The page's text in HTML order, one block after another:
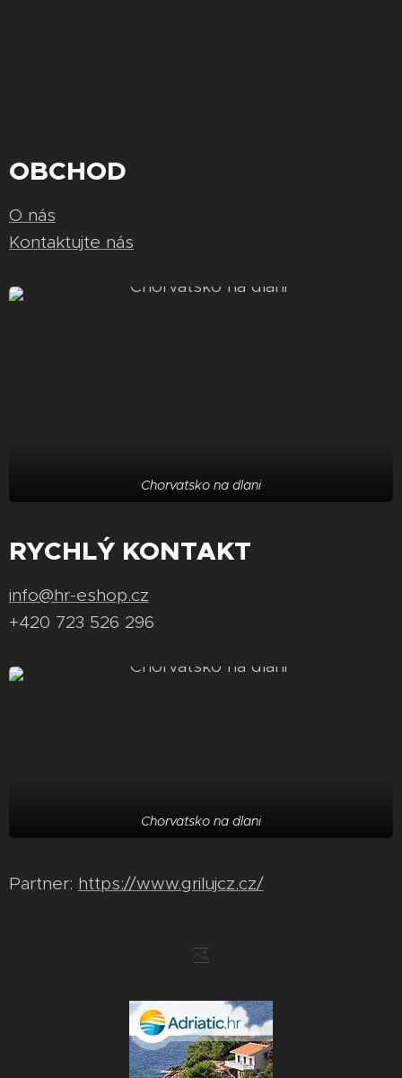
OBCHOD
O nás
Kontaktujte nás
Chorvatsko na dlani
RYCHLÝ KONTAKT
info@hr-eshop.cz
+420 723 526 296
Chorvatsko na dlani
Partner: https://www.grilujcz.cz/